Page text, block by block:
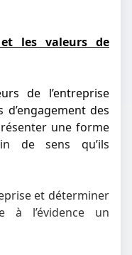
les valeurs de
de l’entreprise
des
une forme
de sens qu’ils
et déterminer
à l’évidence un